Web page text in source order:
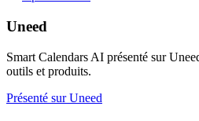
Uneed
Smart Calendars AI présenté sur
outils et produits.
Présenté sur Uneed